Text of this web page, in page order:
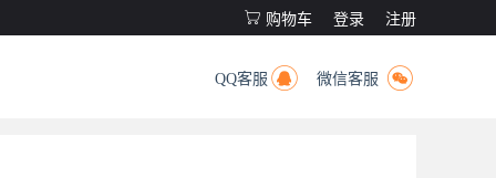
 购物车 登录 注册
QQ客服  微信客服 